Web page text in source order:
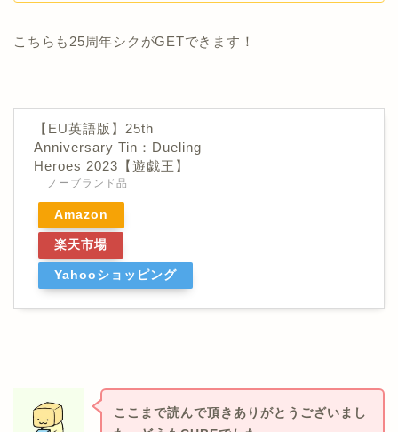
こちらも25周年シクがGETできます！
【EU英語版】25th
Anniversary Tin：Dueling
Heroes 2023【遊戯王】
ノーブランド品
Amazon
楽天市場
Yahooショッピング
ここまで読んで頂きありがとうございまし